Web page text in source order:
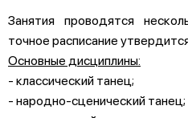
Занятия проводятся
точное расписание
Основные дисциплины:
- классический танец;
- народно-сценический танец;